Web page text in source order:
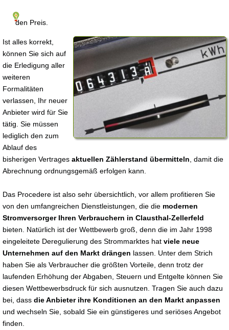
den Preis.
Ist alles korrekt,
können Sie sich auf
die Erledigung aller
weiteren
Formalitäten
verlassen, Ihr neuer
Anbieter wird für Sie
tätig. Sie müssen
lediglich den zum
Ablauf des
bisherigen Vertrages aktuellen Zählerstand übermitteln , damit die
Abrechnung ordnungsgemäß erfolgen kann.
Das Procedere ist also sehr übersichtlich, vor allem profitieren Sie
von den umfangreichen Dienstleistungen, die die modernen
Stromversorger Ihren Verbrauchern in Clausthal-Zellerfeld
bieten. Natürlich ist der Wettbewerb groß, denn die im Jahr 1998
eingeleitete Deregulierung des Strommarktes hat viele neue
Unternehmen auf den Markt drängen lassen. Unter dem Strich
haben Sie als Verbraucher die größten Vorteile, denn trotz der
laufenden Erhöhung der Abgaben, Steuern und Entgelte können Sie
diesen Wettbewerbsdruck für sich ausnutzen. Tragen Sie auch dazu
bei, dass die Anbieter ihre Konditionen an den Markt anpassen
und wechseln Sie, sobald Sie ein günstigeres und seriöses Angebot
finden.